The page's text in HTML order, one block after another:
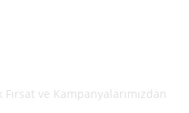
ve Kampanyalarımızdan